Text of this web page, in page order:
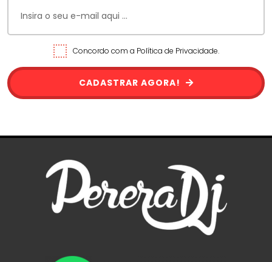
Concordo com a Política de Privacidade.
CADASTRAR AGORA!